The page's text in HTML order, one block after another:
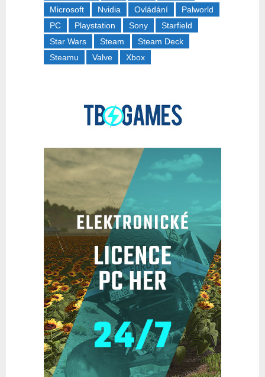
Microsoft
Nvidia Ovládání
Palworld
PC
Playstation Sony
Starfield
Star Wars
Steam
Steam Deck
Steamu
Valve Xbox